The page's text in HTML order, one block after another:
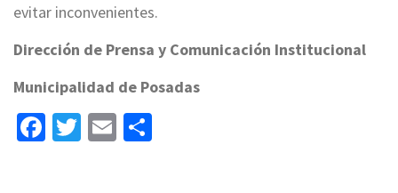
evitar inconvenientes.
Dirección de Prensa y Comunicación Institucional
Municipalidad de Posadas
Facebook
Twitter
Email